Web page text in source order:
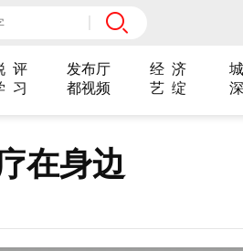
评 发布厅 经 济
习 都视频 艺 绽
在身边